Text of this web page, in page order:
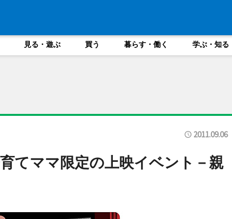
見る・遊ぶ 買う 暮らす・働く 学ぶ・知る
2011.09.06
てママ限定の上映イベント－親